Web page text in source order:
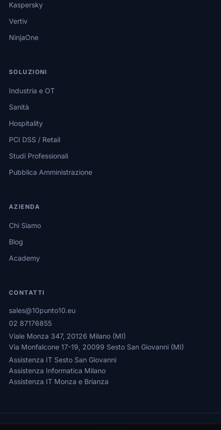
Kaspersky
Vertiv
NinjaOne
SOLUZIONI
Industria e OT
Sanità
Hospitality
PCI DSS / Retail
Studi Professionali
Pubblica Amministrazione
AZIENDA
Chi Siamo
Blog
Academy
CONTATTI
sales@10punto10.eu
02 87176855
Viale Monza 347, 20126 Milano (MI)
Via Monfalcone 17-19, 20099 Sesto San Giovanni (MI)
Assistenza IT Sesto San Giovanni
Assistenza Informatica Milano
Assistenza IT Monza e Brianza